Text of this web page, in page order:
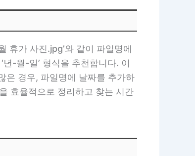
휴가 사진.jpg’와 같이 파일명에
-월-일’ 형식을 추천합니다. 이
은 경우, 파일명에 날짜를 추가하
효율적으로 정리하고 찾는 시간